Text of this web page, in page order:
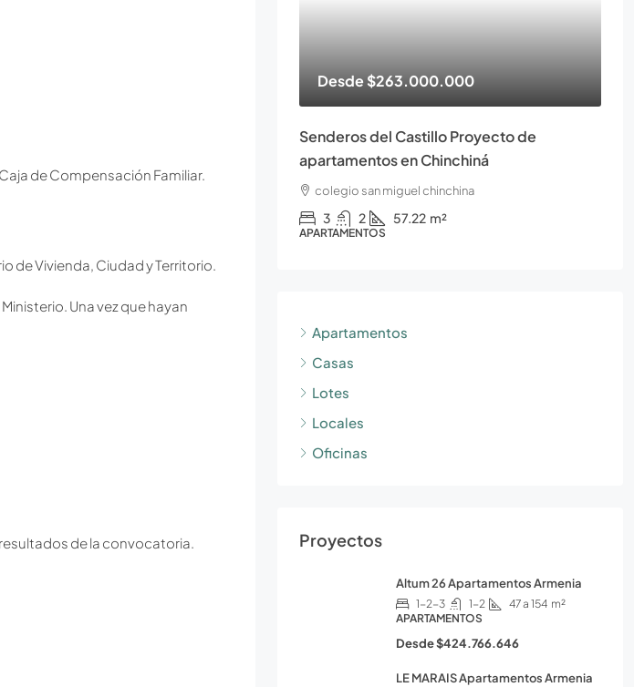
de Compensación Familiar.
de Vivienda, Ciudad y Territorio.
Una vez que hayan
de la convocatoria.
Desde$263.000.000
Senderos del Castillo Proyecto de
apartamentos en Chinchiná
colegio san miguel chinchina
3 2 57.22 m²
APARTAMENTOS
Apartamentos
Casas
Lotes
Locales
Oficinas
Proyectos
Altum 26 Apartamentos Armenia
1-2-3 1-2 47 a 154 m²
APARTAMENTOS
Desde$424.766.646
LE MARAIS Apartamentos Armenia